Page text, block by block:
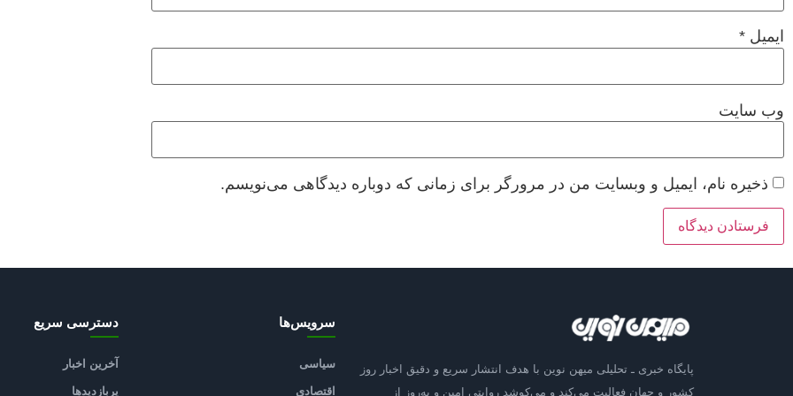
ایمیل *
وب‌ سایت
ذخیره نام، ایمیل و وبسایت من در مرورگر برای زمانی که دوباره دیدگاهی می‌نویسم.
پایگاه خبری ـ تحلیلی میهن نوین با هدف انتشار سریع و دقیق اخبار روز
کشور و جهان فعالیت می‌کند و می‌کوشد روایتی امین و به‌روز از
سرویس‌ها
سیاسی
اقتصادی
دسترسی سریع
آخرین اخبار
پربازدیدها